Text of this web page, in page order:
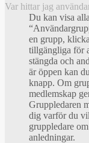
Var hittar jag
Du kan visa
en grupp,
tillgängliga för
stängda och
är öppen kan
knapp. Om
medlemskap
Gruppledaren
dig varför du
gruppledare
anledningar.